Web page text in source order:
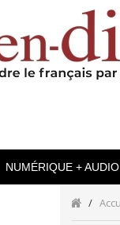
NUMÉRIQUE + AUDIO